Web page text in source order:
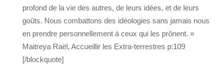
profond de la vie des autres, de leurs idées, et de leurs
goûts. Nous combattons des idéologies sans jamais nous
en prendre personnellement à ceux qui les prônent. »
Maitreya Raël, Accueillir les Extra-terrestres p:109
[/blockquote]